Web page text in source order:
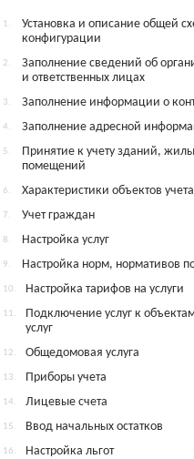
1.
Установка и описание общей
конфигурации
2.
Заполнение сведений об
и ответственных лицах
3. Заполнение информации о
4. Заполнение адресной
5.
Принятие к учету зданий,
помещений
6. Характеристики объектов
7. Учет граждан
8. Настройка услуг
9. Настройка норм, нормативов
10. Настройка тарифов на услуги
11.
Подключение услуг к
услуг
12. Общедомовая услуга
13. Приборы учета
14. Лицевые счета
15. Ввод начальных остатков
16. Настройка льгот